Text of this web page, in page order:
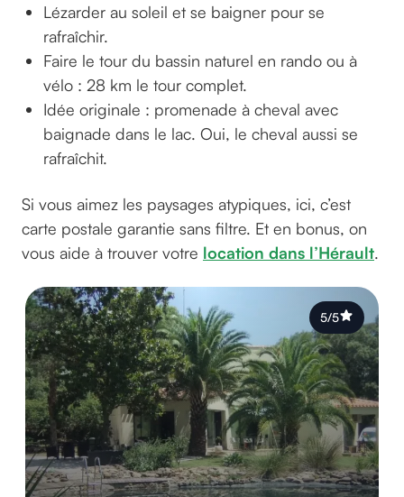
Lézarder au soleil et se baigner pour se
rafraîchir.
Faire le tour du bassin naturel en rando ou à
vélo : 28 km le tour complet.
Idée originale : promenade à cheval avec
baignade dans le lac. Oui, le cheval aussi se
rafraîchit.
Si vous aimez les paysages atypiques, ici, c’est
carte postale garantie sans filtre. Et en bonus, on
vous aide à trouver votre location dans l’Hérault.
5/5